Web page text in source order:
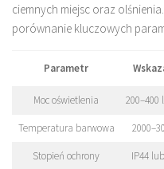
ciemnych miejsc oraz
porównanie kluczowych
Parametr
Moc oświetlenia 200–400
Temperatura barwowa
Stopień ochrony IP44